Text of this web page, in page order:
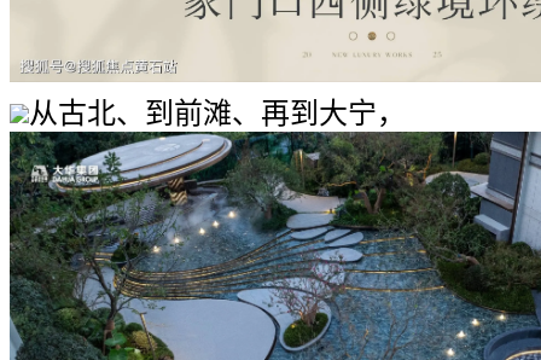
从古北、到前滩、再到大宁，